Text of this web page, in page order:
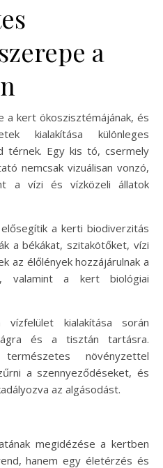
a
a kert ökoszisztémájának, és
kialakítása különleges
térnek. Egy kis tó, csermely
nemcsak vizuálisan vonzó,
a vízi és vízközeli állatok
a kerti biodiverzitás
a békákat, szitakötőket, vízi
az élőlények hozzájárulnak a
valamint a kert biológiai
kialakítása során
és a tisztán tartásra.
növényzettel
a szennyeződéseket, és
az algásodást.
megidézése a kertben
hanem egy életérzés és